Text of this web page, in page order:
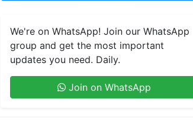
We're on WhatsApp! Join our WhatsApp
group and get the most important
updates you need. Daily.
Join on WhatsApp